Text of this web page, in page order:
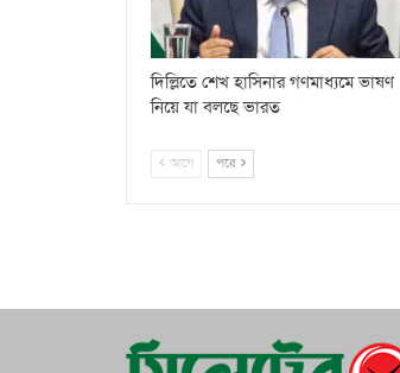
দিল্লিতে শেখ হাসিনার গণমাধ্যমে ভাষণ
নিয়ে যা বলছে ভারত
আগে পরে